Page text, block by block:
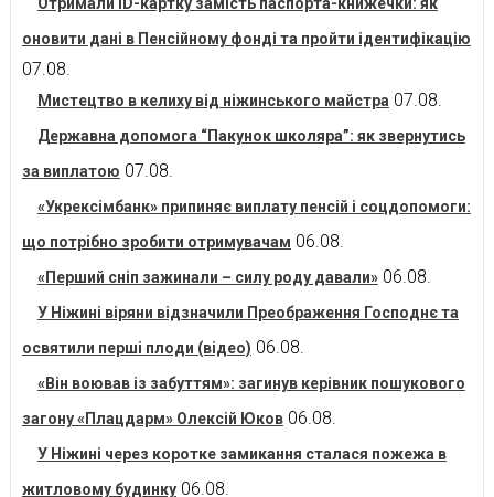
оновити дані в Пенсійному фонді та пройти ідентифікацію
07.08.
Мистецтво в келиху від ніжинського майстра 07.08.
Державна допомога “Пакунок школяра”: як звернутись
за виплатою 07.08.
«Укрексімбанк» припиняє виплату пенсій і соцдопомоги:
що потрібно зробити отримувачам 06.08.
«Перший сніп зажинали – силу роду давали» 06.08.
У Ніжині віряни відзначили Преображення Господнє та
освятили перші плоди (відео) 06.08.
«Він воював із забуттям»: загинув керівник пошукового
загону «Плацдарм» Олексій Юков 06.08.
У Ніжині через коротке замикання сталася пожежа в
житловому будинку 06.08.